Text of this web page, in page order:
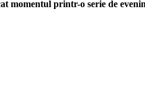
momentul printr-o serie de